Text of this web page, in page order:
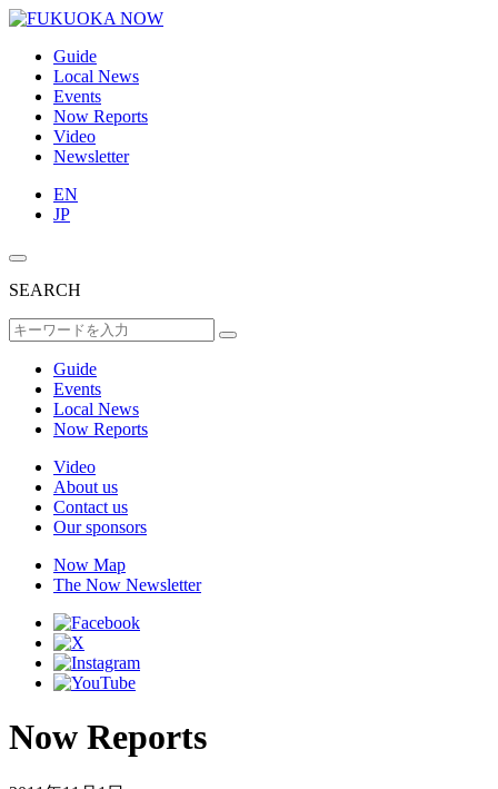
Guide
Local News
Events
Now Reports
Video
Newsletter
EN
JP
SEARCH
Guide
Events
Local News
Now Reports
Video
About us
Contact us
Our sponsors
Now Map
The Now Newsletter
Now Reports